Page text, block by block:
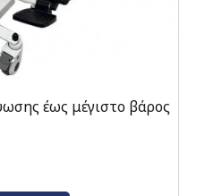
έως μέγιστο βάρος